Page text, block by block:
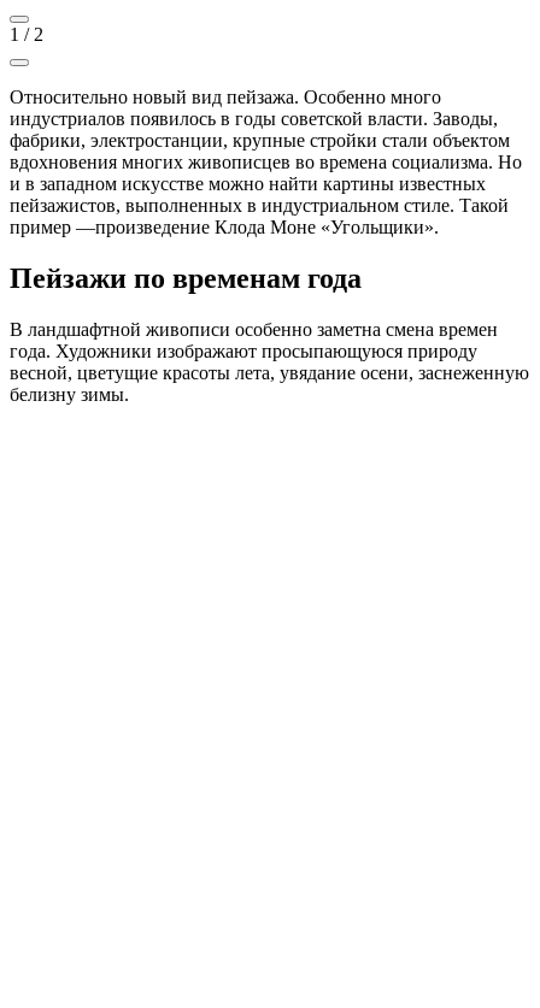
1 / 2
Относительно новый вид пейзажа. Особенно много
индустриалов появилось в годы советской власти. Заводы,
фабрики, электростанции, крупные стройки стали объектом
вдохновения многих живописцев во времена социализма. Но
и в западном искусстве можно найти картины известных
пейзажистов, выполненных в индустриальном стиле. Такой
пример —произведение Клода Моне «Угольщики».
Пейзажи по временам года
В ландшафтной живописи особенно заметна смена времен
года. Художники изображают просыпающуюся природу
весной, цветущие красоты лета, увядание осени, заснеженную
белизну зимы.